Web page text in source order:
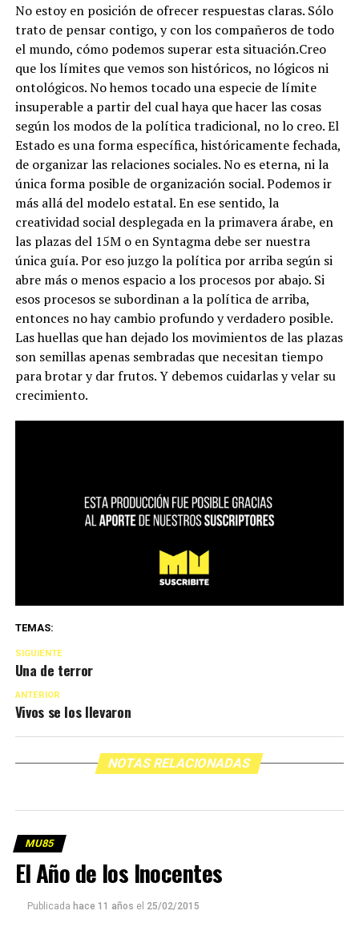
No estoy en posición de ofrecer respuestas claras. Sólo
trato de pensar contigo, y con los compañeros de todo
el mundo, cómo podemos superar esta situación.Creo
que los límites que vemos son históricos, no lógicos ni
ontológicos. No hemos tocado una especie de límite
insuperable a partir del cual haya que hacer las cosas
según los modos de la política tradicional, no lo creo. El
Estado es una forma específica, históricamente fechada,
de organizar las relaciones sociales. No es eterna, ni la
única forma posible de organización social. Podemos ir
más allá del modelo estatal. En ese sentido, la
creatividad social desplegada en la primavera árabe, en
las plazas del 15M o en Syntagma debe ser nuestra
única guía. Por eso juzgo la política por arriba según si
abre más o menos espacio a los procesos por abajo. Si
esos procesos se subordinan a la política de arriba,
entonces no hay cambio profundo y verdadero posible.
Las huellas que han dejado los movimientos de las plazas
son semillas apenas sembradas que necesitan tiempo
para brotar y dar frutos.Y debemos cuidarlas y velar su
crecimiento.
TEMAS:
SIGUIENTE
Una de terror
ANTERIOR
Vivos se los llevaron
NOTAS RELACIONADAS
MU85
El Año de los Inocentes
Publicada hace 11 años el 25/02/2015